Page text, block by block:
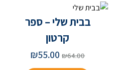
בבית שלי – ספר
קרטון
₪64.00
₪55.00